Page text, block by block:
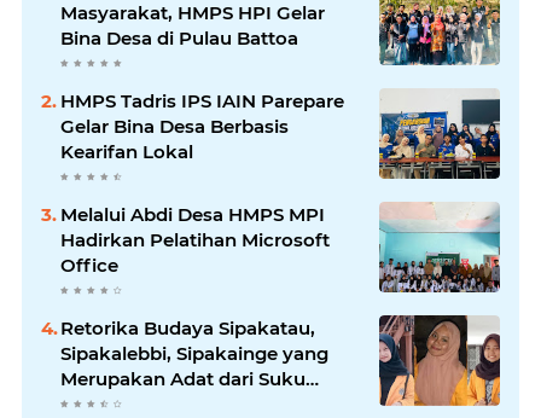
Masyarakat, HMPS HPI Gelar
Bina Desa di Pulau Battoa
HMPS Tadris IPS IAIN Parepare
Gelar Bina Desa Berbasis
Kearifan Lokal
Melalui Abdi Desa HMPS MPI
Hadirkan Pelatihan Microsoft
Office
Retorika Budaya Sipakatau,
Sipakalebbi, Sipakainge yang
Merupakan Adat dari Suku
Bugis